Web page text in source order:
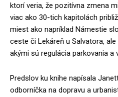
ktorí veria, že pozitívna zmena
viac ako 30-tich kapitolách
miest ako napríklad Námestie
ceste či Lekáreň u Salvatora,
akými sú regulácia parkovania a
Predslov ku knihe napísala
odborníčka na dopravu a